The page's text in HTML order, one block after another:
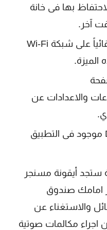
بها فى خانة
تشغيل الفيديوهات تلقائياً على شبكة Wi-Fi
والاعدادات عن
وضع الليل Dark Mode موجود فى التطبيق
ستجد أيقونة مسنجر
امامك صندوق
والاستغناء عن
اجراء مكالمات صوتية